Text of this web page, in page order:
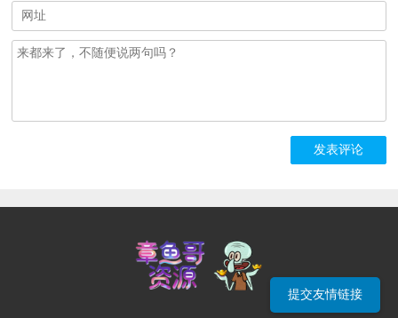
提交友情链接